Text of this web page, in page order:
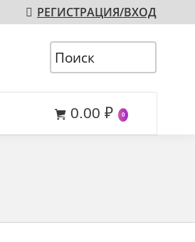
РЕГИСТРАЦИЯ/ВХОД
0.00 ₽ 0